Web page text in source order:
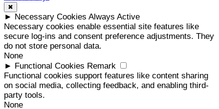
✖
► Necessary Cookies Always Active
Necessary cookies enable essential site features like
secure log-ins and consent preference adjustments. They
do not store personal data.
None
► Functional Cookies Remark
Functional cookies support features like content sharing
on social media, collecting feedback, and enabling third-
party tools.
None